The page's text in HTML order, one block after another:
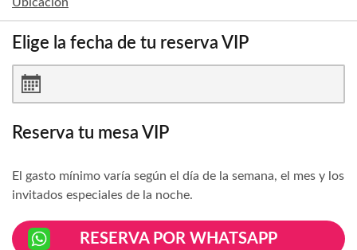
Elige la fecha de tu reserva VIP
Reserva tu mesa VIP
El gasto mínimo varía según el día de la semana, el mes y los
invitados especiales de la noche.
RESERVA POR WHATSAPP